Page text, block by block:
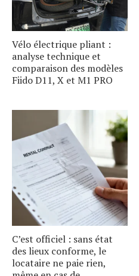
Vélo électrique pliant :
analyse technique et
comparaison des modèles
Fiido D11, X et M1 PRO
C’est officiel : sans état
des lieux conforme, le
locataire ne paie rien,